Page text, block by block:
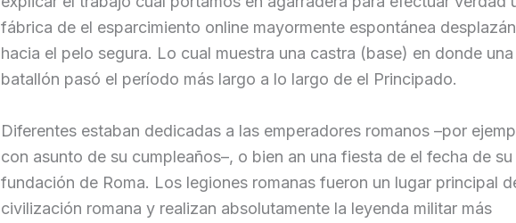
fábrica de el esparcimiento online mayormente espontánea
hacia el pelo segura. Lo cual muestra una castra (base) en donde una
batallón pasó el período más largo a lo largo de el Principado.
Diferentes estaban dedicadas a las emperadores romanos –por
con asunto de su cumpleaños–, o bien an una fiesta de el fecha de su
fundación de Roma. Los legiones romanas fueron un lugar principal
civilización romana y realizan absolutamente la leyenda militar más